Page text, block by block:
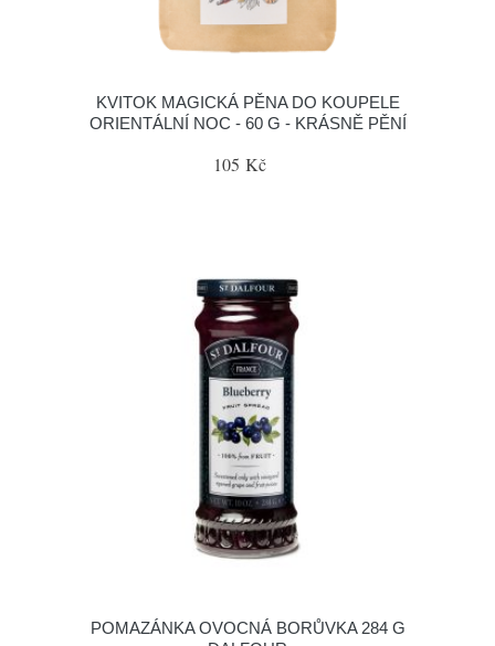
KVITOK MAGICKÁ PĚNA DO KOUPELE
ORIENTÁLNÍ NOC - 60 G - KRÁSNĚ PĚNÍ
105 Kč
POMAZÁNKA OVOCNÁ BORŮVKA 284 G